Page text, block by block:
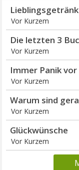
Vor Kurzem
Die letzten 3
Vor Kurzem
Immer Panik
Vor Kurzem
Warum sind
Vor Kurzem
Glückwünsche
Vor Kurzem